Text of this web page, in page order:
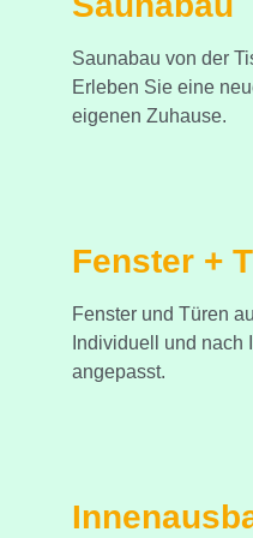
Saunabau von der
Erleben Sie eine
eigenen Zuhause.
Fenster +
Fenster und Türen
Individuell und nach
angepasst.